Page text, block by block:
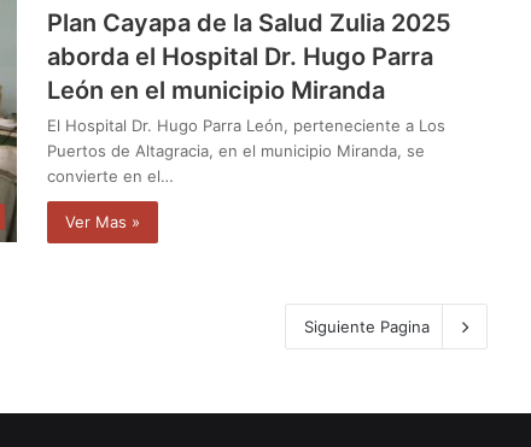
Plan Cayapa de la Salud Zulia 2025
aborda el Hospital Dr. Hugo Parra
León en el municipio Miranda
El Hospital Dr. Hugo Parra León, perteneciente a Los
Puertos de Altagracia, en el municipio Miranda, se
convierte en el…
Ver Mas »
Siguiente Pagina